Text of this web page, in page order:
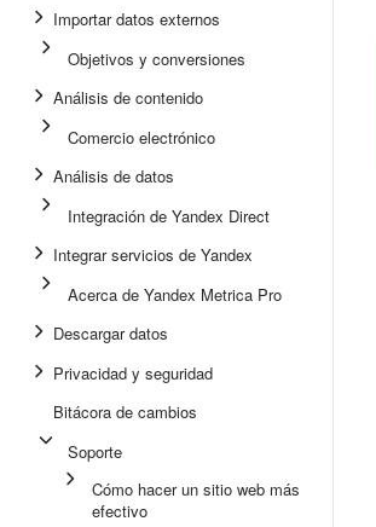
Importar datos externos
Objetivos y conversiones
Análisis de contenido
Comercio electrónico
Análisis de datos
Integración de Yandex Direct
Integrar servicios de Yandex
Acerca de Yandex Metrica Pro
Descargar datos
Privacidad y seguridad
Bitácora de cambios
Soporte
Cómo hacer un sitio web más
efectivo